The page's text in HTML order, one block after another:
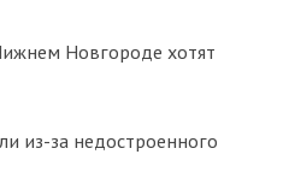
Новгороде хотят
из-за недостроенного